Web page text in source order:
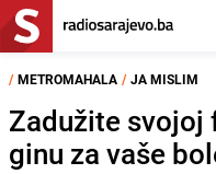
/ METROMAHALA / JA MISLIM
Zadužite
ginu za vaše